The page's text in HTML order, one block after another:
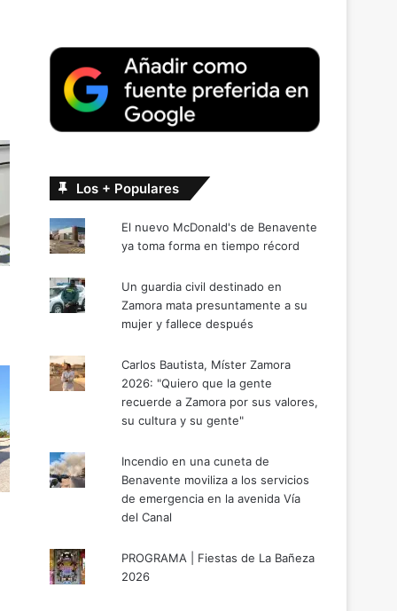
Los + Populares
El nuevo McDonald's de Benavente
ya toma forma en tiempo récord
Un guardia civil destinado en
Zamora mata presuntamente a su
mujer y fallece después
Carlos Bautista, Míster Zamora
2026: "Quiero que la gente
recuerde a Zamora por sus valores,
su cultura y su gente"
Incendio en una cuneta de
Benavente moviliza a los servicios
de emergencia en la avenida Vía
del Canal
PROGRAMA | Fiestas de La Bañeza
2026